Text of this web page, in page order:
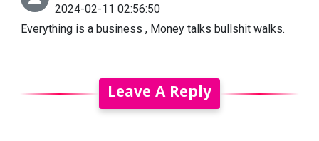
2024-02-11 02:56:50
Everything is a business , Money talks bullshit walks.
Leave A Reply